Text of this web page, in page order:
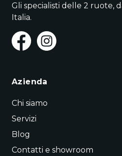
Gli specialisti delle 2 ruote,
Italia.
Azienda
Chi siamo
Servizi
Blog
Contatti e showroom